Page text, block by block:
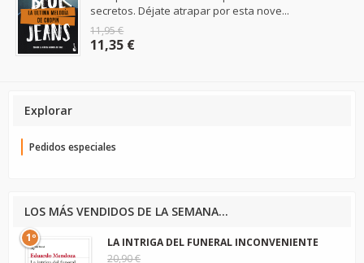
secretos. Déjate atrapar por esta nove...
11,95 €
11,35 €
Explorar
Pedidos especiales
LOS MÁS VENDIDOS DE LA SEMANA...
1º
LA INTRIGA DEL FUNERAL INCONVENIENTE
20,90 €